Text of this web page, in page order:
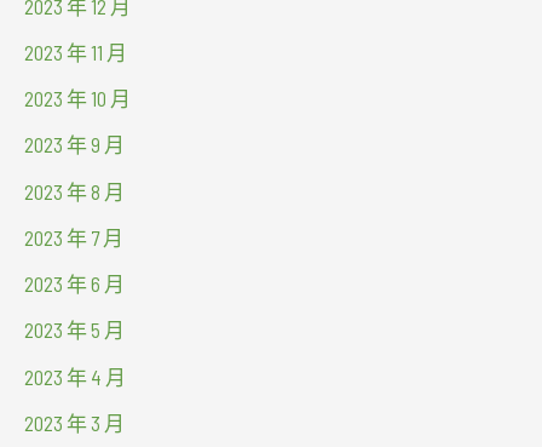
2023 年 12 月
2023 年 11 月
2023 年 10 月
2023 年 9 月
2023 年 8 月
2023 年 7 月
2023 年 6 月
2023 年 5 月
2023 年 4 月
2023 年 3 月